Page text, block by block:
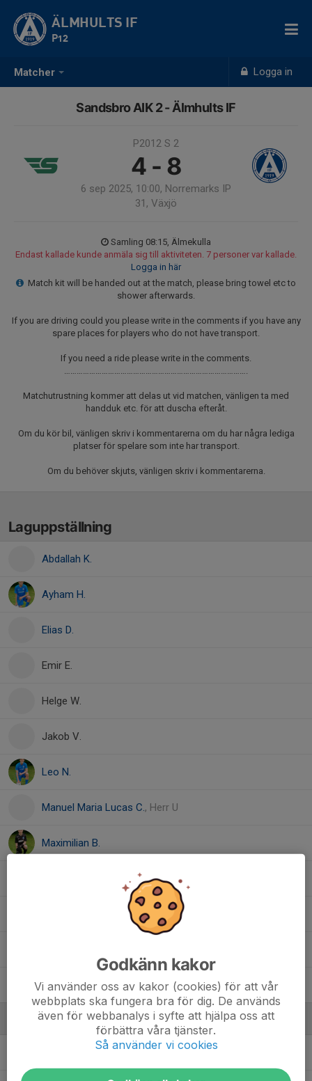
Matcher Logga in
ÄLMHULTS IF
P12
Sandsbro AIK 2 - Älmhults IF
P2012 S 2
4 - 8
6 sep 2025, 10:00, Norremarks IP
31, Växjö
Samling 08:15, Älmekulla
Endast kallade kunde anmäla sig till aktiviteten. 7 personer var kallade.
Logga in här
Match kit will be handed out at the match, please bring towel etc to
shower afterwards.
If you are driving could you please write in the comments if you have any
spare places for players who do not have transport.
If you need a ride please write in the comments.
…………………………………………………………………………….
Matchutrustning kommer att delas ut vid matchen, vänligen ta med
handduk etc. för att duscha efteråt.
Om du kör bil, vänligen skriv i kommentarerna om du har några lediga
platser för spelare som inte har transport.
Om du behöver skjuts, vänligen skriv i kommentarerna.
Laguppställning
Abdallah K.
Ayham H.
Elias D.
Emir E.
Helge W.
Jakob V.
Leo N.
Manuel Maria Lucas C., Herr U
Maximilian B.
Syed Nazih N.
Ledare
Alexander Schmidt Tränare
Godkänn kakor
Vi använder oss av kakor (cookies) för att vår
webbplats ska fungera bra för dig. De används
även för webbanalys i syfte att hjälpa oss att
förbättra våra tjänster.
Så använder vi cookies